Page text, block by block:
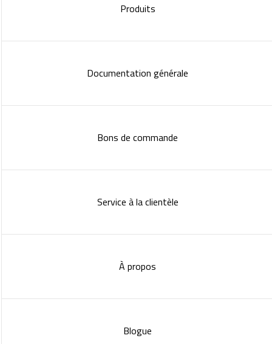
Produits
Documentation générale
Bons de commande
Service à la clientèle
À propos
Blogue